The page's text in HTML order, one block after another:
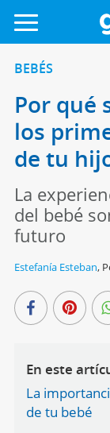
BEBÉS
Por qué
los
de tu
La
del bebé
futuro
Estefanía Esteban,
En este
La
de tu bebé